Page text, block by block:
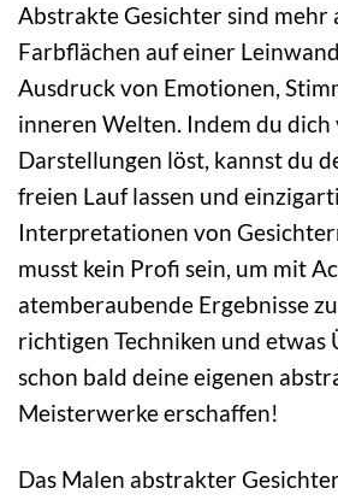
Abstrakte Gesichter sind mehr
Farbflächen auf einer
Ausdruck von Emotionen,
inneren Welten. Indem du
Darstellungen löst, kannst du
freien Lauf lassen und
Interpretationen von
musst kein Profi sein, um mit
atemberaubende Ergebnisse
richtigen Techniken und etwas
schon bald deine eigenen
Meisterwerke erschaffen!
Das Malen abstrakter